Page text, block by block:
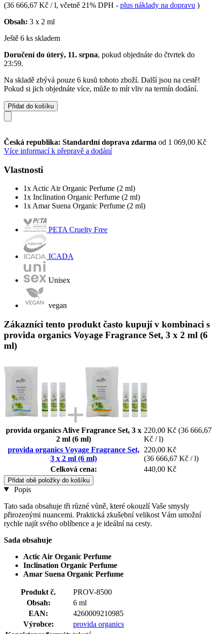
(36 666,67 Kč / l, včetně 21% DPH - plus náklady na dopravu )
Obsah: 3 x 2 ml
Ještě 6 ks skladem
Doručení do úterý, 11. srpna, pokud objednáte do čtvrtek do
23:59.
Na skladě zbývá pouze 6 kusů tohoto zboží. Další jsou na cestě!
Pokud si jich objednáte více, může to mít vliv na termín dodání.
Přidat do košíku
Česká republika: Standardní doprava zdarma od 1 069,00 Kč
Více informací k přepravě a dodání
Vlastnosti
1x Actic Air Organic Perfume (2 ml)
1x Inclination Organic Perfume (2 ml)
1x Amar Suena Organic Perfume (2 ml)
PETA Cruelty Free
ICADA
Unisex
vegan
Zákazníci tento produkt často kupují v kombinaci s
provida organics Voyage Fragrance Set, 3 x 2 ml (6
ml)
provida organics Alive Fragrance Set, 3 x
2 ml (6 ml)
220,00 Kč (36 666,67
Kč / l)
provida organics Voyage Fragrance Set,
3 x 2 ml (6 ml)
220,00 Kč
(36 666,67 Kč / l)
Celková cena:
440,00 Kč
Přidat obě položky do košíku
Popis
Tato sada obsahuje tři různé vůně, které okouzlí Vaše smysly
přirozenými nuancemi. Praktická zkušební velikost Vám umožní
rychle najít svého oblíbence a je ideální na cesty.
Sada obsahuje
Actic Air Organic Perfume
Inclination Organic Perfume
Amar Suena Organic Perfume
Produkt č.
PROV-8500
Obsah:
6 ml
EAN:
4260009210985
Výrobce:
provida organics